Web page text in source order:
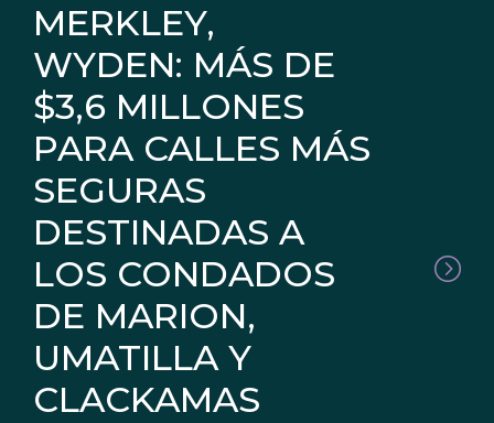
MERKLEY,
WYDEN: MÁS DE
$3,6 MILLONES
PARA CALLES MÁS
SEGURAS
DESTINADAS A
LOS CONDADOS
DE MARION,
UMATILLA Y
CLACKAMAS